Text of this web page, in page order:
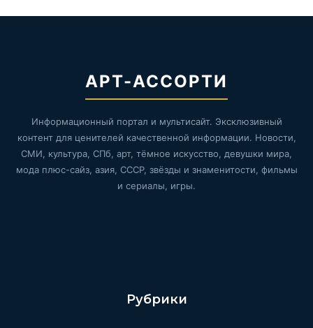
АРТ-АССОРТИ
Информационный портал и мультисайт. Эксклюзивный
контент для ценителей качественной информации. Новости,
СМИ, культура, СПб, арт, тёмное искусство, девушки мира,
мода плюс-сайз, азия, СССР, звёзды и знаменитости, фильмы
и сериалы, игры.
Рубрики